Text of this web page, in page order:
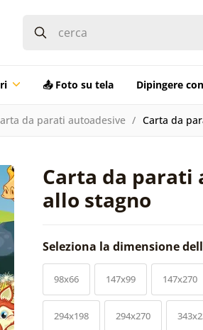
📤 Foto su tela Dipingere
da parati autoadesive Carta da
Carta da parati
allo stagno
Seleziona la dimensione
98x66 147x99 147x270
294x198 294x270